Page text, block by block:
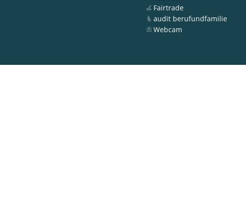
Fairtrade
audit berufundfamilie
Webcam